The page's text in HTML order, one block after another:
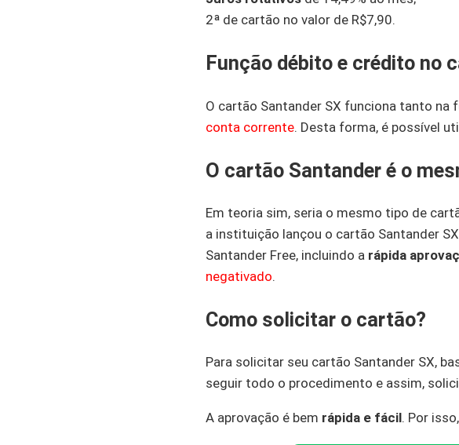
2ª de cartão no valor de R$7,90.
Função débito e crédito no
O cartão Santander SX funciona tanto na
conta corrente. Desta forma, é possível
O cartão Santander é o
Em teoria sim, seria o mesmo tipo de
a instituição lançou o cartão Santander
Santander Free, incluindo a rápida
negativado.
Como solicitar o cartão?
Para solicitar seu cartão Santander SX,
seguir todo o procedimento e assim,
A aprovação é bem rápida e fácil. Por